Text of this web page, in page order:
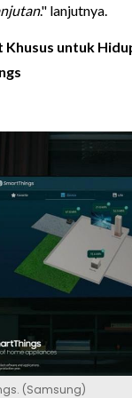
." lanjutnya.
Khusus untuk
(Samsung)